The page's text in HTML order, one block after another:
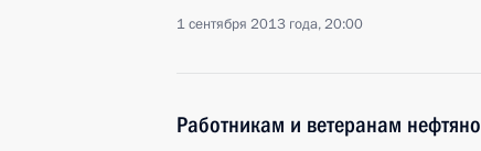
1 сентября 2013 года, 20:00
Работникам и ветеранам